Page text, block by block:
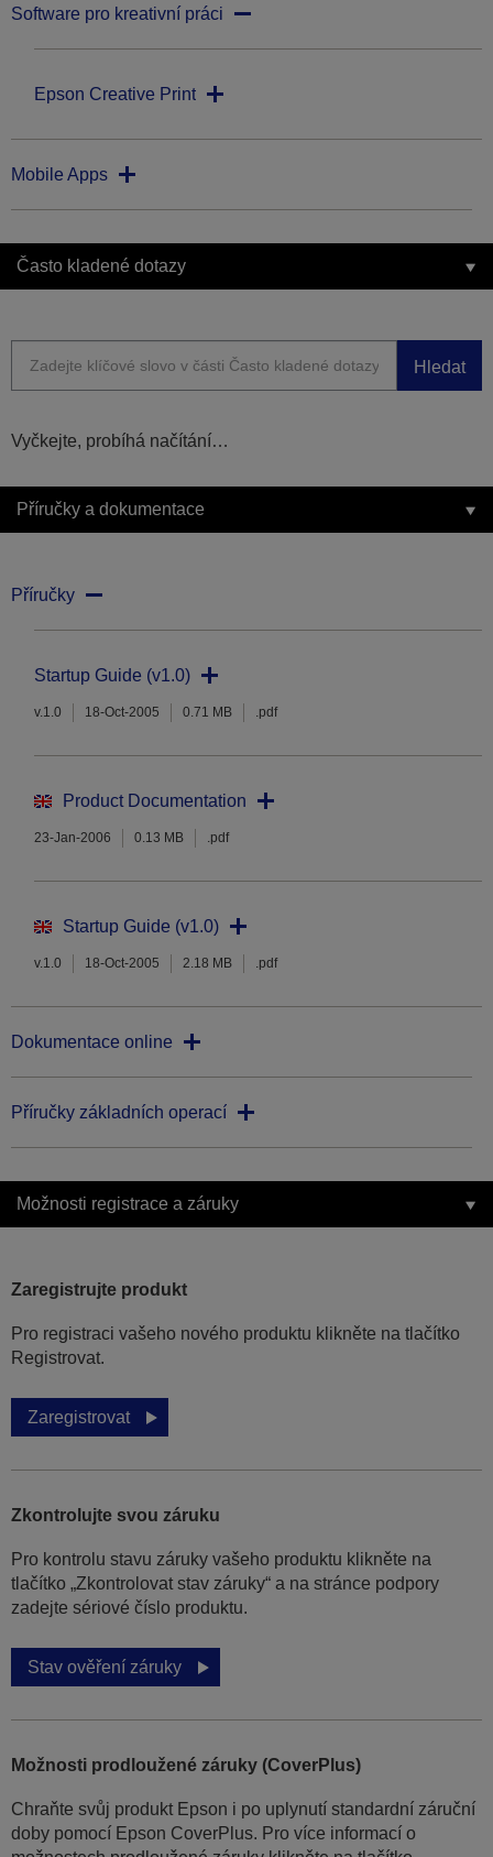
Software pro kreativní práci
Epson Creative Print
Mobile Apps
Často kladené dotazy
Hledat
Vyčkejte, probíhá načítání…
Příručky a dokumentace
Příručky
Startup Guide (v1.0)
v.1.0 18-Oct-2005 0.71 MB .pdf
Product Documentation
23-Jan-2006 0.13 MB .pdf
Startup Guide (v1.0)
v.1.0 18-Oct-2005 2.18 MB .pdf
Dokumentace online
Příručky základních operací
Možnosti registrace a záruky
Zaregistrujte produkt
Pro registraci vašeho nového produktu klikněte na tlačítko
Registrovat.
Zaregistrovat
Zkontrolujte svou záruku
Pro kontrolu stavu záruky vašeho produktu klikněte na
tlačítko „Zkontrolovat stav záruky“ a na stránce podpory
zadejte sériové číslo produktu.
Stav ověření záruky
Možnosti prodloužené záruky (CoverPlus)
Chraňte svůj produkt Epson i po uplynutí standardní záruční
doby pomocí Epson CoverPlus. Pro více informací o